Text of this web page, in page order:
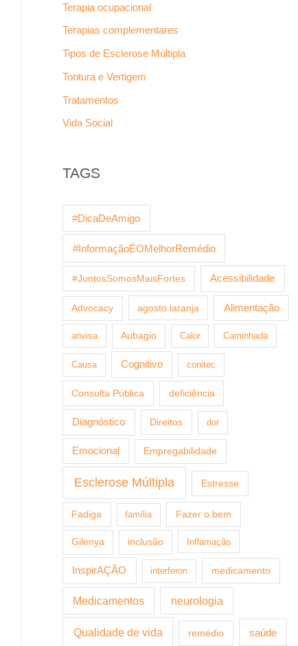
Terapia ocupacional
Terapias complementares
Tipos de Esclerose Múltipla
Tontura e Vertigem
Tratamentos
Vida Social
TAGS
#DicaDeAmigo
#InformaçãoÉOMelhorRemédio
#JuntosSomosMaisFortes Acessibilidade
Advocacy agosto laranja Alimentação
anvisa Aubagio Calor Caminhada
Causa Cognitivo conitec
Consulta Pública deficiência
Diagnóstico Direitos dor
Emocional Empregabilidade
Esclerose Múltipla Estresse
Fadiga família Fazer o bem
Gilenya inclusão Inflamação
InspirAÇÃO interferon medicamento
Medicamentos neurologia
Qualidade de vida remédio saúde